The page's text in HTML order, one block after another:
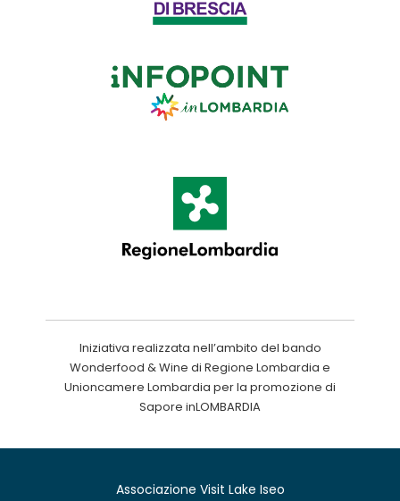
Iniziativa realizzata nell’ambito del bando
Wonderfood & Wine di Regione Lombardia e
Unioncamere Lombardia per la promozione di
Sapore inLOMBARDIA
Associazione Visit Lake Iseo